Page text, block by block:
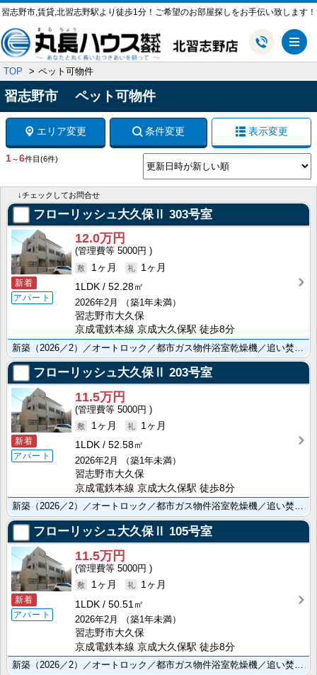
習志野市,賃貸,北習志野駅より徒歩1分！ご希望のお部屋探しをお手伝い致します！
TOP ペット可物件
習志野市 ペット可物件
エリア変更 条件変更 表示変更
1～6件目 (6件)
↓チェックしてお問合せ
フローリッシュ大久保Ⅱ 303号室
新着
アパート
12.0万円
5000円
1ヶ月
1ヶ月
1LDK
52.28㎡
2026年2月
（築1年未満）
習志野市大久保
京成電鉄本線 京成大久保駅 徒歩8分
新築（2026／2）／オートロック／都市ガス物件浴室乾燥機／追い焚き機能／温水洗浄便座／防犯カメラ／･･･
フローリッシュ大久保Ⅱ 203号室
新着
アパート
11.5万円
5000円
1ヶ月
1ヶ月
1LDK
52.58㎡
2026年2月
（築1年未満）
習志野市大久保
京成電鉄本線 京成大久保駅 徒歩8分
新築（2026／2）／オートロック／都市ガス物件浴室乾燥機／追い焚き機能／温水洗浄便座／防犯カメラ／･･･
フローリッシュ大久保Ⅱ 105号室
新着
アパート
11.5万円
5000円
1ヶ月
1ヶ月
1LDK
50.51㎡
2026年2月
（築1年未満）
習志野市大久保
京成電鉄本線 京成大久保駅 徒歩8分
新築（2026／2）／オートロック／都市ガス物件浴室乾燥機／追い焚き機能／温水洗浄便座／防犯カメラ／･･･